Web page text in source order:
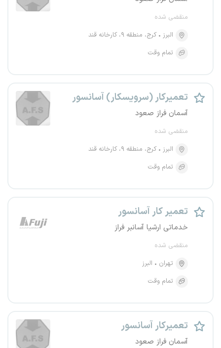
منقضی شده
البرز
کرج، منطقه ۹، کارخانه قند
تمام وقت
تعمیرکار (سرویسکار) آسانسور
آسمان فراز صعود
منقضی شده
البرز
کرج، منطقه ۹، کارخانه قند
تمام وقت
تعمیر کار آسانسور
خدماتی ارشیا آسانبر فراز
منقضی شده
تهران
البرز
تمام وقت
تعمیرکار آسانسور
آسمان فراز صعود